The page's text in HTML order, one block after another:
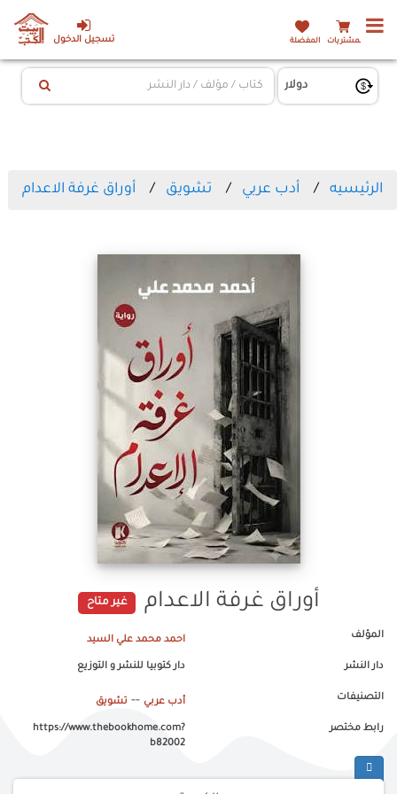
تسجيل الدخول المشتريات المفضلة
الرئيسيه أدب عربي تشويق أوراق غرفة الاعدام
أوراق غرفة الاعدام غير متاح
المؤلف احمد محمد علي السيد
دار النشر دار كتوبيا للنشر و التوزيع
التصنيفات أدب عربي -- تشويق
رابط مختصر
https://www.thebookhome.com?
b82002